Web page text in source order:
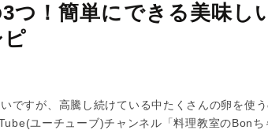
つ！簡単にできる美味し
ですが、高騰し続けている中たくさんの卵を使
ユーチューブ)チャンネル「料理教室のBonち